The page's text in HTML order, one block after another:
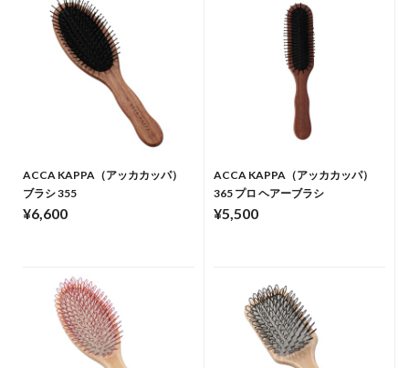
ACCA KAPPA（アッカカッパ）
ブラシ 355
¥6,600
ACCA KAPPA（アッカカッパ）
365 プロ ヘアーブラシ
¥5,500